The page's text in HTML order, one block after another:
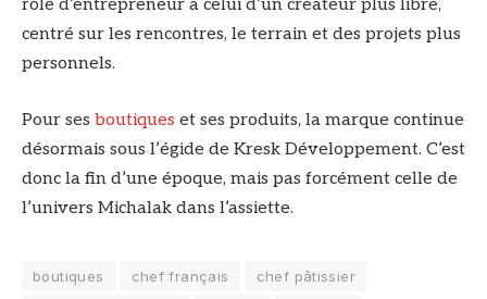
rôle d’entrepreneur à celui d’un créateur plus libre,
centré sur les rencontres, le terrain et des projets plus
personnels.
Pour ses boutiques et ses produits, la marque continue
désormais sous l’égide de Kresk Développement. C’est
donc la fin d’une époque, mais pas forcément celle de
l’univers Michalak dans l’assiette.
boutiques chef français
chef pâtissier